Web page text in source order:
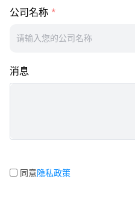
公司名称
消息
同意隐私政策